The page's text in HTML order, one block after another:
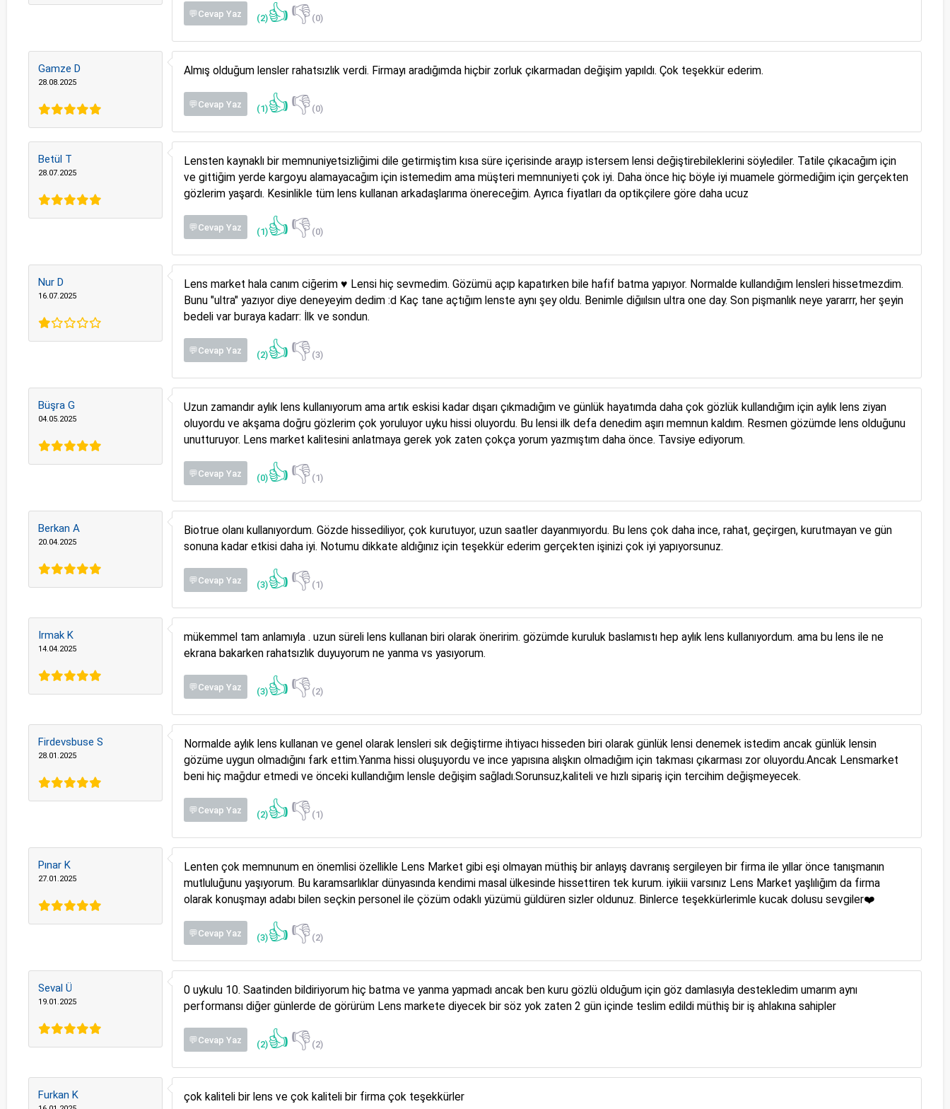
💬Cevap Yaz (2)👍👎 (0)
Gamze D
28.08.2025
Almış olduğum lensler rahatsızlık verdi. Firmayı aradığımda hiçbir zorluk çıkarmadan değişim yapıldı. Çok teşekkür ederim.
💬Cevap Yaz (1)👍👎 (0)
Betül T
28.07.2025
Lensten kaynaklı bir memnuniyetsizliğimi dile getirmiştim kısa süre içerisinde arayıp istersem lensi değiştirebileklerini söylediler. Tatile çıkacağım için
ve gittiğim yerde kargoyu alamayacağım için istemedim ama müşteri memnuniyeti çok iyi. Daha önce hiç böyle iyi muamele görmediğim için gerçekten
gözlerim yaşardı. Kesinlikle tüm lens kullanan arkadaşlarıma önereceğim. Ayrıca fiyatları da optikçilere göre daha ucuz
💬Cevap Yaz (1)👍👎 (0)
Nur D
16.07.2025
Lens market hala canım ciğerim ♥️ Lensi hiç sevmedim. Gözümü açıp kapatırken bile hafif batma yapıyor. Normalde kullandığım lensleri hissetmezdim.
Bunu "ultra" yazıyor diye deneyeyim dedim :d Kaç tane açtığım lenste aynı şey oldu. Benimle diğıılsın ultra one day. Son pişmanlık neye yararrr, her şeyin
bedeli var buraya kadarr: İlk ve sondun.
💬Cevap Yaz (2)👍👎 (3)
Büşra G
04.05.2025
Uzun zamandır aylık lens kullanıyorum ama artık eskisi kadar dışarı çıkmadığım ve günlük hayatımda daha çok gözlük kullandığım için aylık lens ziyan
oluyordu ve akşama doğru gözlerim çok yoruluyor uyku hissi oluyordu. Bu lensi ilk defa denedim aşırı memnun kaldım. Resmen gözümde lens olduğunu
unutturuyor. Lens market kalitesini anlatmaya gerek yok zaten çokça yorum yazmıştım daha önce. Tavsiye ediyorum.
💬Cevap Yaz (0)👍👎 (1)
Berkan A
20.04.2025
Biotrue olanı kullanıyordum. Gözde hissediliyor, çok kurutuyor, uzun saatler dayanmıyordu. Bu lens çok daha ince, rahat, geçirgen, kurutmayan ve gün
sonuna kadar etkisi daha iyi. Notumu dikkate aldığınız için teşekkür ederim gerçekten işinizi çok iyi yapıyorsunuz.
💬Cevap Yaz (3)👍👎 (1)
Irmak K
14.04.2025
mükemmel tam anlamıyla . uzun süreli lens kullanan biri olarak öneririm. gözümde kuruluk baslamıstı hep aylık lens kullanıyordum. ama bu lens ile ne
ekrana bakarken rahatsızlık duyuyorum ne yanma vs yasıyorum.
💬Cevap Yaz (3)👍👎 (2)
Firdevsbuse S
28.01.2025
Normalde aylık lens kullanan ve genel olarak lensleri sık değiştirme ihtiyacı hisseden biri olarak günlük lensi denemek istedim ancak günlük lensin
gözüme uygun olmadığını fark ettim.Yanma hissi oluşuyordu ve ince yapısına alışkın olmadığım için takması çıkarması zor oluyordu.Ancak Lensmarket
beni hiç mağdur etmedi ve önceki kullandığım lensle değişim sağladı.Sorunsuz,kaliteli ve hızlı sipariş için tercihim değişmeyecek.
💬Cevap Yaz (2)👍👎 (1)
Pınar K
27.01.2025
Lenten çok memnunum en önemlisi özellikle Lens Market gibi eşi olmayan müthiş bir anlayış davranış sergileyen bir firma ile yıllar önce tanışmanın
mutluluğunu yaşıyorum. Bu karamsarlıklar dünyasında kendimi masal ülkesinde hissettiren tek kurum. iyikiii varsınız Lens Market yaşlılığım da firma
olarak konuşmayı adabı bilen seçkin personel ile çözüm odaklı yüzümü güldüren sizler oldunuz. Binlerce teşekkürlerimle kucak dolusu sevgiler❤️
💬Cevap Yaz (3)👍👎 (2)
Seval Ü
19.01.2025
0 uykulu 10. Saatinden bildiriyorum hiç batma ve yanma yapmadı ancak ben kuru gözlü olduğum için göz damlasıyla destekledim umarım aynı
performansı diğer günlerde de görürüm Lens markete diyecek bir söz yok zaten 2 gün içinde teslim edildi müthiş bir iş ahlakına sahipler
💬Cevap Yaz (2)👍👎 (2)
Furkan K çok kaliteli bir lens ve çok kaliteli bir firma çok teşekkürler